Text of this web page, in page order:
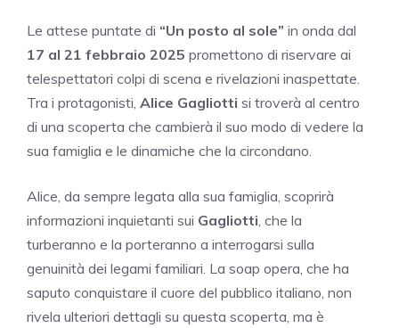
Le attese puntate di “Un posto al sole” in onda dal
17 al 21 febbraio 2025 promettono di riservare ai
telespettatori colpi di scena e rivelazioni inaspettate.
Tra i protagonisti, Alice Gagliotti si troverà al centro
di una scoperta che cambierà il suo modo di vedere la
sua famiglia e le dinamiche che la circondano.
Alice, da sempre legata alla sua famiglia, scoprirà
informazioni inquietanti sui Gagliotti, che la
turberanno e la porteranno a interrogarsi sulla
genuinità dei legami familiari. La soap opera, che ha
saputo conquistare il cuore del pubblico italiano, non
rivela ulteriori dettagli su questa scoperta, ma è